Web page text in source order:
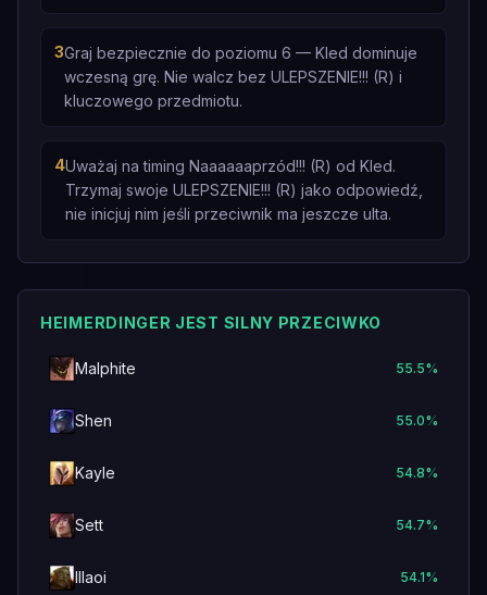
3Graj bezpiecznie do poziomu 6 — Kled dominuje
wczesną grę. Nie walcz bez ULEPSZENIE!!! (R) i
kluczowego przedmiotu.
4Uważaj na timing Naaaaaaprzód!!! (R) od Kled.
Trzymaj swoje ULEPSZENIE!!! (R) jako odpowiedź,
nie inicjuj nim jeśli przeciwnik ma jeszcze ulta.
HEIMERDINGER JEST SILNY PRZECIWKO
Malphite 55.5%
Shen 55.0%
Kayle 54.8%
Sett 54.7%
Illaoi 54.1%